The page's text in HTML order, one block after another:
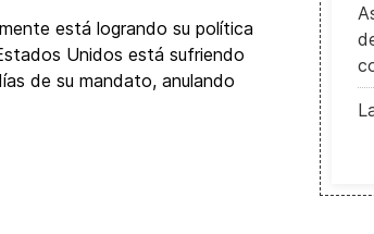
está logrando su política
Unidos está sufriendo
de su mandato, anulando